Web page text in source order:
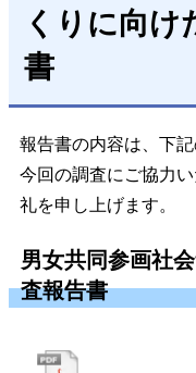
くりに向け
書
報告書の内容は、下記
今回の調査にご協力
礼を申し上げます。
男女共同参画社
査報告書